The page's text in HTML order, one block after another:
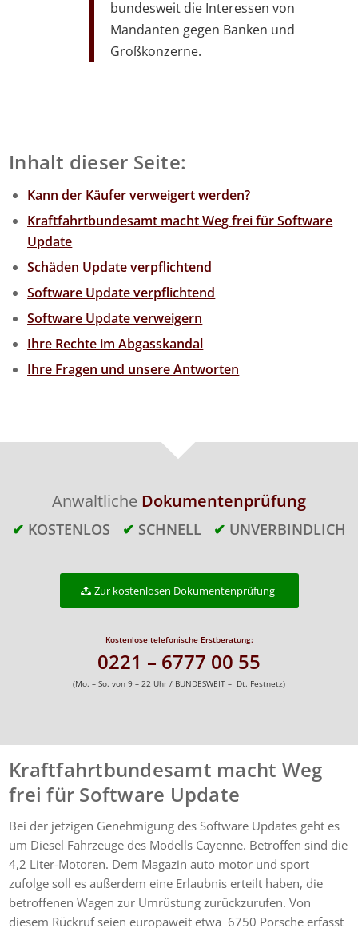
bundesweit die Interessen von
Mandanten gegen Banken und
Großkonzerne.
Inhalt dieser Seite:
Kann der Käufer verweigert werden?
Kraftfahrtbundesamt macht Weg frei für Software
Update
Schäden Update verpflichtend
Software Update verpflichtend
Software Update verweigern
Ihre Rechte im Abgasskandal
Ihre Fragen und unsere Antworten
Anwaltliche Dokumentenprüfung
✔ KOSTENLOS ✔ SCHNELL ✔ UNVERBINDLICH
Zur kostenlosen Dokumentenprüfung
Kostenlose telefonische Erstberatung:
0221 – 6777 00 55
(Mo. – So. von 9 – 22 Uhr / BUNDESWEIT – Dt. Festnetz)
Kraftfahrtbundesamt macht Weg
frei für Software Update
Bei der jetzigen Genehmigung des Software Updates geht es
um Diesel Fahrzeuge des Modells Cayenne. Betroffen sind die
4,2 Liter-Motoren. Dem Magazin auto motor und sport
zufolge soll es außerdem eine Erlaubnis erteilt haben, die
betroffenen Wagen zur Umrüstung zurückzurufen. Von
diesem Rückruf seien europaweit etwa 6750 Porsche erfasst